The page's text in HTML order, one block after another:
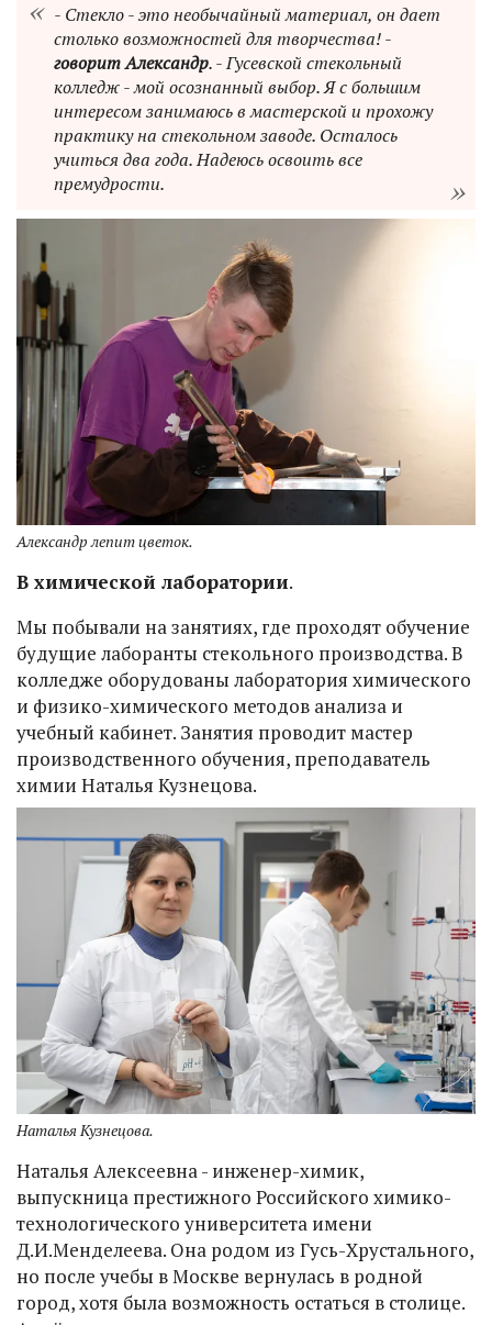
- Стекло - это необычайный материал, он дает
столько возможностей для творчества! -
говорит Александр. - Гусевской стекольный
колледж - мой осознанный выбор. Я с большим
интересом занимаюсь в мастерской и прохожу
практику на стекольном заводе. Осталось
учиться два года. Надеюсь освоить все
премудрости.
Александр лепит цветок.
В химической лаборатории.
Мы побывали на занятиях, где проходят обучение
будущие лаборанты стекольного производства. В
колледже оборудованы лаборатория химического
и физико-химического методов анализа и
учебный кабинет. Занятия проводит мастер
производственного обучения, преподаватель
химии Наталья Кузнецова.
Наталья Кузнецова.
Наталья Алексеевна - инженер-химик,
выпускница престижного Российского химико-
технологического университета имени
Д.И.Менделеева. Она родом из Гусь-Хрустального,
но после учебы в Москве вернулась в родной
город, хотя была возможность остаться в столице.